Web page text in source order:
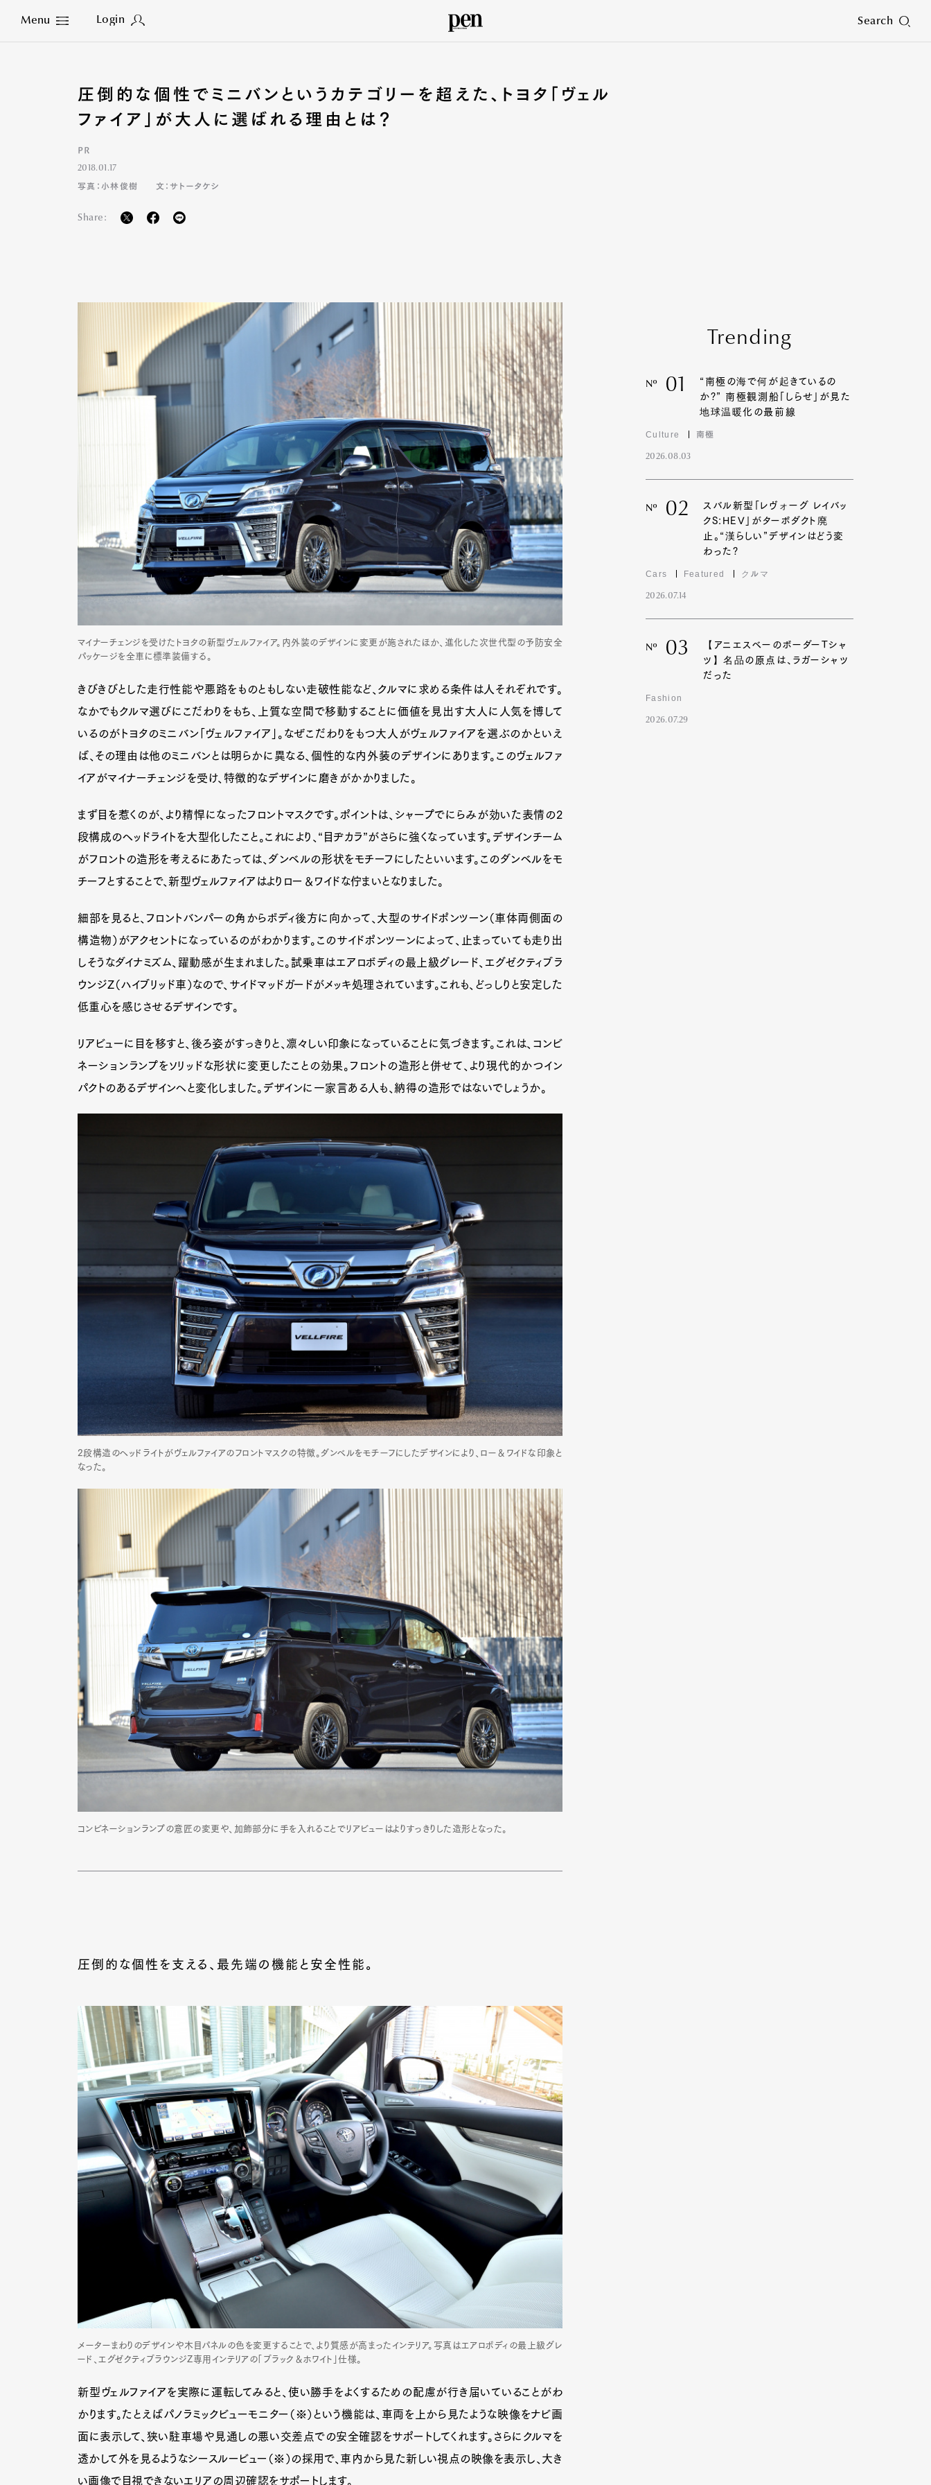
Menu Login Search
Close
Gourmet
Cars Product
Culture
Lifestyle
Pen Membership Magazine Official Columnist
Pen Meet Pen international Pen tw
圧倒的な個性でミニバンというカテゴリーを超えた、トヨタ「ヴェル
ファイア」が大人に選ばれる理由とは？
PR
2018.01.17
写真：小林俊樹 文：サトータケシ
Share:
マイナーチェンジを受けたトヨタの新型ヴェルファイア。内外装のデザインに変更が施されたほか、進化した次世代型の予防安全
パッケージを全車に標準装備する。
きびきびとした走行性能や悪路をものともしない走破性能など、クルマに求める条件は人それぞれです。
なかでもクルマ選びにこだわりをもち、上質な空間で移動することに価値を見出す大人に人気を博して
いるのがトヨタのミニバン「ヴェルファイア」。なぜこだわりをもつ大人がヴェルファイアを選ぶのかといえ
ば、その理由は他のミニバンとは明らかに異なる、個性的な内外装のデザインにあります。このヴェルファ
イアがマイナーチェンジを受け、特徴的なデザインに磨きがかかりました。
まず目を惹くのが、より精悍になったフロントマスクです。ポイントは、シャープでにらみが効いた表情の2
段構成のヘッドライトを大型化したこと。これにより、“目ヂカラ”がさらに強くなっています。デザインチーム
がフロントの造形を考えるにあたっては、ダンベルの形状をモチーフにしたといいます。このダンベルをモ
チーフとすることで、新型ヴェルファイアはよりロー＆ワイドな佇まいとなりました。
細部を見ると、フロントバンパーの角からボディ後方に向かって、大型のサイドポンツーン（車体両側面の
構造物）がアクセントになっているのがわかります。このサイドポンツーンによって、止まっていても走り出
しそうなダイナミズム、躍動感が生まれました。試乗車はエアロボディの最上級グレード、エグゼクティブラ
ウンジZ（ハイブリッド車）なので、サイドマッドガードがメッキ処理されています。これも、どっしりと安定した
低重心を感じさせるデザインです。
リアビューに目を移すと、後ろ姿がすっきりと、凛々しい印象になっていることに気づきます。これは、コンビ
ネーションランプをソリッドな形状に変更したことの効果。フロントの造形と併せて、より現代的かつイン
パクトのあるデザインへと変化しました。デザインに一家言ある人も、納得の造形ではないでしょうか。
2段構造のヘッドライトがヴェルファイアのフロントマスクの特徴。ダンベルをモチーフにしたデザインにより、ロー＆ワイドな印象と
なった。
コンビネーションランプの意匠の変更や、加飾部分に手を入れることでリアビューはよりすっきりした造形となった。
圧倒的な個性を支える、最先端の機能と安全性能。
メーターまわりのデザインや木目パネルの色を変更することで、より質感が高まったインテリア。写真はエアロボディの最上級グレ
ード、エグゼクティブラウンジZ専用インテリアの「ブラック＆ホワイト」仕様。
新型ヴェルファイアを実際に運転してみると、使い勝手をよくするための配慮が行き届いていることがわ
かります。たとえばパノラミックビューモニター（※）という機能は、車両を上から見たような映像をナビ画
面に表示して、狭い駐車場や見通しの悪い交差点での安全確認をサポートしてくれます。さらにクルマを
透かして外を見るようなシースルービュー（※）の採用で、車内から見た新しい視点の映像を表示し、大き
い画像で目視できないエリアの周辺確認をサポートします。
Trending
Nº 01
“南極の海で何が起きているの
か?” 南極観測船「しらせ」が見た
地球温暖化の最前線
Culture 南極
2026.08.03
Nº 02
スバル新型「レヴォーグ レイバッ
クS:HEV」がターボダクト廃
止。“漢らしい”デザインはどう変
わった?
Cars Featured クルマ
2026.07.14
Nº 03
【アニエスベーのボーダーTシャ
ツ】名品の原点は、ラガーシャツ
だった
Fashion
2026.07.29